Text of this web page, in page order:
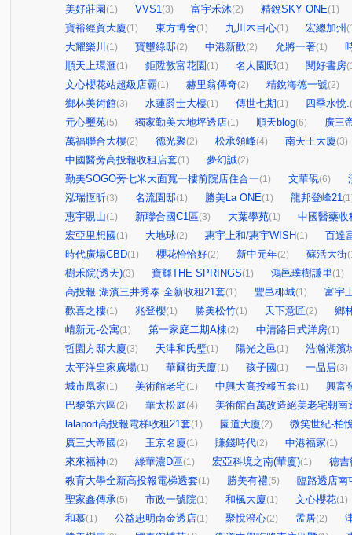
美好莊園 (1) VVS1(3) 富宇禾沐(2) 精銳SKY ONE(1)
寶裕經貿大廈(1) 東方博舍(1) 九川木目心(1) 宏總加州
大耀樂川 (1) 寶璽綠邸(2) 中港新歡(2) 允將一著(1)
順天上環滙(1) 鉅陞敦富花園 (1) 名人園邸(1) 閱好書房
文心櫻花站超級店霸(1) 赫里翁傳奇(2) 精銳海德一號(2)
鄉林美術館(3) 水蓮爵士大樓(1) 傳世七期(1) 四季水悅.
元心璽苑(5) 獨家勤美大地坪透店(1) 順天blog(6)
廣三
萬福聯合大樓(2) 德光聚(2) 松承領峰(4) 南天王大廈(3)
中國醫旁高投報收租店套(1) 夢幻誠(2)
勤美SOGO旁七米大面寬一樓前院店住合一(1) 文華硯(6)
泓瑞恆昕(3) 名流園邸(1) 勝美La ONE(1) 龍邦登峰21
惠宇覞山(1) 新聯合國C1區(3) 大葉學苑(1)
中國醫藥收
宏亞里想國 (1) 大地球(2) 惠宇上和/惠宇WISH(1)
百達
時代廣場CBD(1) 櫻花恰恰好(2) 新中元年(2) 蘇活大街
樹禾院(透天)(3) 寶輝THE SPRINGS(1) 鴻邑璞樹謙里(1)
高投報.湖濱三井秀泰.全新收租21套(1) 豐邑椰城(1)
富宇
歡喜之樓(1) 兆登櫻(1) 勝美松竹(1) 天下意匠(2)
鄉
崝新元-公寓(1) 第一家庭二期A棟(2) 中清路日式洋房(1)
哲園方邸大廈(3) 天津和氏璧(1) 陽光之邑(1)
浩瀚湖濱
太平洋皇家廣場(1) 華爾街天廈(1) 孩子國 (1) 一品居(3)
城市凰家(1) 美術館老宅(1) 中興大高投報五套(1)
興富
巴黎第六區(2) 華太松庭(4)
美術館百萬改造絕美老宅朝南
lalaport高投報電梯收租21套(1) 園道大廈(2)
微笑世紀-柏
廣三大帝國 (2) 玉京名廈(1) 賺錢時代(2) 中港福家(1)
來來福神(2) 綠華濃D區(1) 宏亞科境之南(華廈)(1)
德吉
教育大學全新高投報電梯透套(1) 勝美有禮(5)
臨路透店南
聖家鑫傳承(5) 市政一號院(1) 和楓大廈(1) 文心櫻花(1)
和慕(1) 公益忠明南金透店(1) 聚悅澄心(2) 孟居(2)